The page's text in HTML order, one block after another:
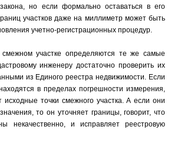
но если формально оставаться в его
участков даже на миллиметр может быть
учетно-регистрационных процедур.
участке определяются те же самые
инженеру достаточно проверить их
из Единого реестра недвижимости. Если
в пределах погрешности измерения,
точки смежного участка. А если они
то он уточняет границы, говорит, что
некачественно, и исправляет реестровую